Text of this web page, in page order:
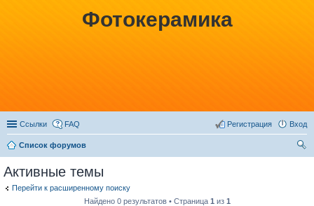
Фотокерамика
Ссылки FAQ Вход
Регистрация
Список форумов
Активные темы
Перейти к расширенному поиску
Найдено 0 результатов • Страница 1 из 1